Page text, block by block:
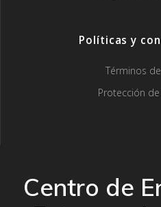
Políticas y
Términos
Protección
Centro de